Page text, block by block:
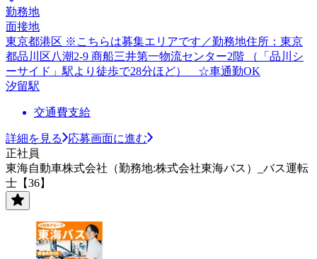
勤務地
面接地
東京都港区 ※こちらは募集エリアです／勤務地住所：東京
都品川区八潮2-9 商船三井第一物流センター2階 （「品川シ
ーサイド」駅より徒歩で28分ほど） ☆車通勤OK
汐留駅
交通費支給
詳細を見る
応募画面に進む
正社員
東海自動車株式会社（勤務地:株式会社東海バス）_バス運転
士【36】